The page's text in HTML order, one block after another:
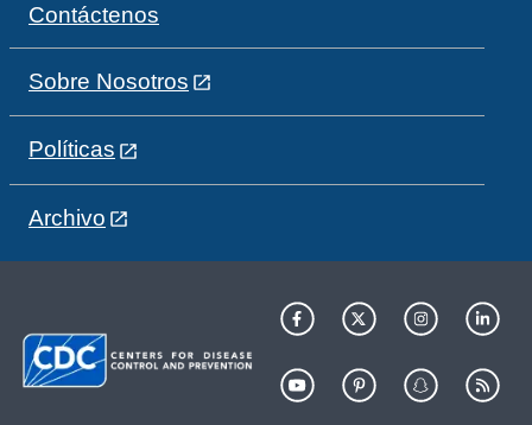
Contáctenos
Sobre Nosotros
Políticas
Archivo